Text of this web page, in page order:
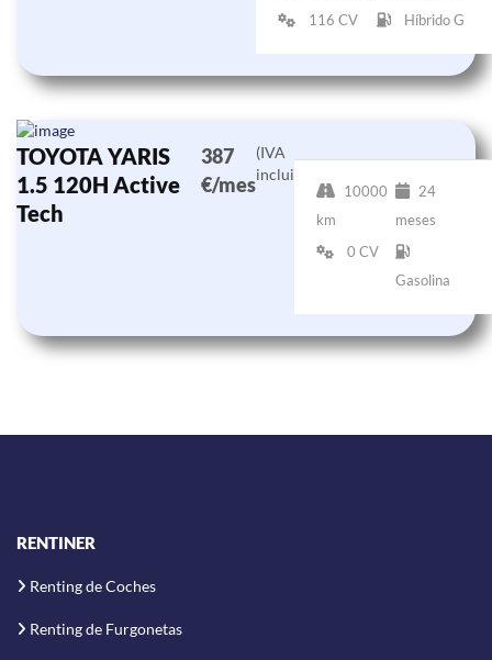
116 CV
Híbrido G
TOYOTA YARIS
1.5 120H Active
Tech
387
€/mes
(IVA
incluido)
10000
km
24
meses
0 CV
Gasolina
RENTINER
Renting de Coches
Renting de Furgonetas